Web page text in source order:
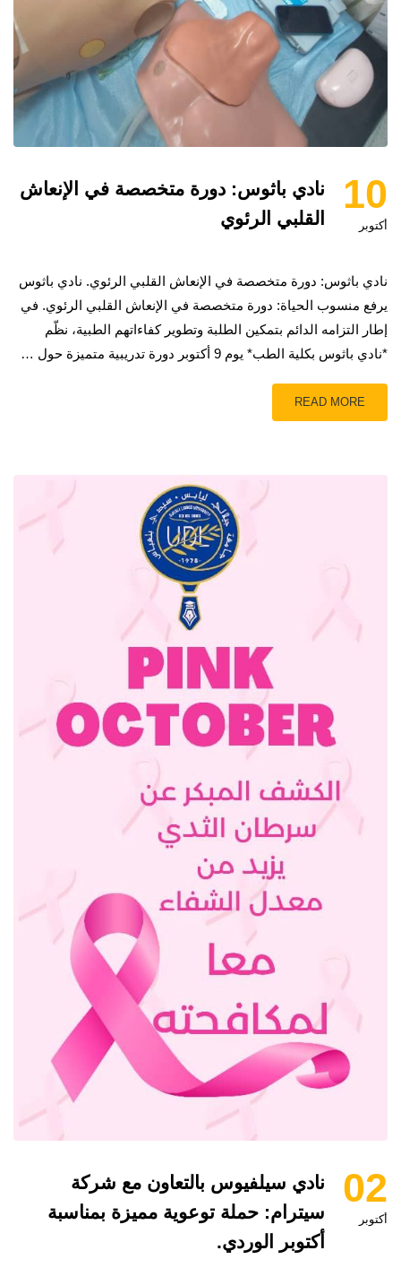
10
أكتوبر
نادي باثوس: دورة متخصصة في الإنعاش
القلبي الرئوي
نادي باثوس: دورة متخصصة في الإنعاش القلبي الرئوي. نادي باثوس
يرفع منسوب الحياة: دورة متخصصة في الإنعاش القلبي الرئوي. في
إطار التزامه الدائم بتمكين الطلبة وتطوير كفاءاتهم الطبية، نظّم
*نادي باثوس بكلية الطب* يوم 9 أكتوبر دورة تدريبية متميزة حول …
READ MORE
02
أكتوبر
نادي سيلفيوس بالتعاون مع شركة
سيترام: حملة توعوية مميزة بمناسبة
أكتوبر الوردي.